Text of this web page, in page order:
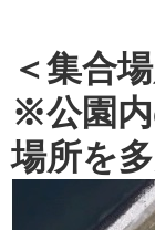
＜集合
※公園
場所を